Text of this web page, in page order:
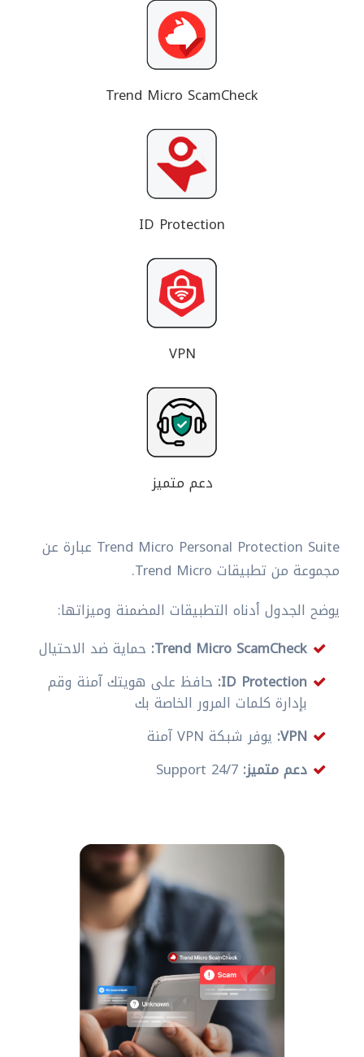
Trend Micro ScamCheck
ID Protection
VPN
دعم متميز
Trend Micro Personal Protection Suite عبارة عن
مجموعة من تطبيقات Trend Micro.
يوضح الجدول أدناه التطبيقات المضمنة وميزاتها:
Trend Micro ScamCheck: حماية ضد الاحتيال
ID Protection: حافظ على هويتك آمنة وقم
بإدارة كلمات المرور الخاصة بك
VPN: يوفر شبكة VPN آمنة
دعم متميز: